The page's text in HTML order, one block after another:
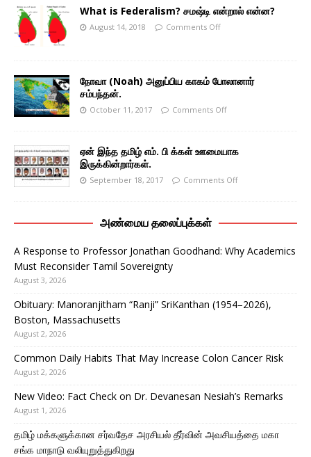
What is Federalism? சமஷ்டி என்றால் என்ன?
August 14, 2018 Comments Off
நோவா (Noah) அனுப்பிய காகம் போலானார்
சம்பந்தன்.
October 11, 2017 Comments Off
ஏன் இந்த தமிழ் எம். பி க்கள் ஊமையாக
இருக்கின்றார்கள்.
September 18, 2017 Comments Off
அண்மைய தலைப்புக்கள்
A Response to Professor Jonathan Goodhand: Why Academics
Must Reconsider Tamil Sovereignty
August 3, 2026
Obituary: Manoranjitham “Ranji” SriKanthan (1954–2026),
Boston, Massachusetts
August 2, 2026
Common Daily Habits That May Increase Colon Cancer Risk
August 2, 2026
New Video: Fact Check on Dr. Devanesan Nesiah’s Remarks
August 1, 2026
தமிழ் மக்களுக்கான சர்வதேச அரசியல் தீர்வின் அவசியத்தை மகா
சங்க மாநாடு வலியுறுத்துகிறது